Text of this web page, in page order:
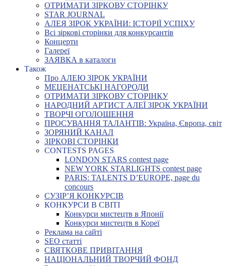
ОТРИМАТИ ЗІРКОВУ СТОРІНКУ
STAR JOURNAL
АЛЕЯ ЗІРОК УКРАЇНИ: ІСТОРІЇ УСПІХУ
Всі зіркові сторінки для конкурсантів
Концерти
Галереї
ЗАЯВКА в каталоги
Також
Про АЛЕЮ ЗІРОК УКРАЇНИ
МЕЦЕНАТСЬКІ НАГОРОДИ
ОТРИМАТИ ЗІРКОВУ СТОРІНКУ
НАРОДНИЙ АРТИСТ АЛЕЇ ЗІРОК УКРАЇНИ
ТВОРЧІ ОГОЛОШЕННЯ
ПРОСУВАННЯ ТАЛАНТІВ: Україна, Європа, світ
ЗОРЯНИЙ КАНАЛ
ЗІРКОВІ СТОРІНКИ
CONTESTS PAGES
LONDON STARS contest page
NEW YORK STARLIGHTS contest page
PARIS: TALENTS D’EUROPE, page du
concours
СУЗІР’Я КОНКУРСІВ
КОНКУРСИ В СВІТІ
Конкурси мистецтв в Японії
Конкурси мистецтв в Кореї
Реклама на сайті
SEO статті
СВЯТКОВЕ ПРИВІТАННЯ
НАЦІОНАЛЬНИЙ ТВОРЧИЙ ФОНД